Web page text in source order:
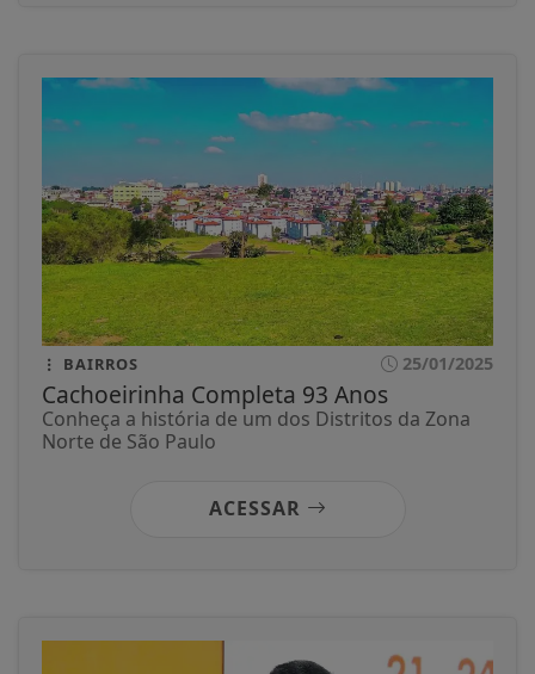
BAIRROS 25/01/2025
Cachoeirinha Completa 93 Anos
Conheça a história de um dos Distritos da Zona
Norte de São Paulo
ACESSAR